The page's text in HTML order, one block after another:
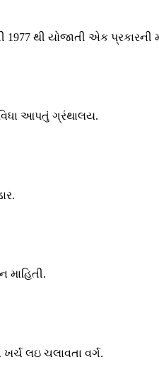
1977 થી યોજાતી એક પ્રકારની
આપતું ગ્રંથાલય.
માહિતી.
ખર્ચ લઇ ચલાવતા વર્ગ.